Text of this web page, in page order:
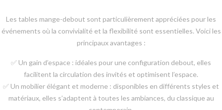
Les tables mange-debout sont particulièrement appréciées pour les
événements où la convivialité et la flexibilité sont essentielles. Voici les
principaux avantages :
✅ Un gain d’espace : idéales pour une configuration debout, elles
facilitent la circulation des invités et optimisent l’espace.
✅ Un mobilier élégant et moderne : disponibles en différents styles et
matériaux, elles s’adaptent à toutes les ambiances, du classique au